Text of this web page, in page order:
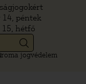
péntek
15, hétfő
roma jogvédelem